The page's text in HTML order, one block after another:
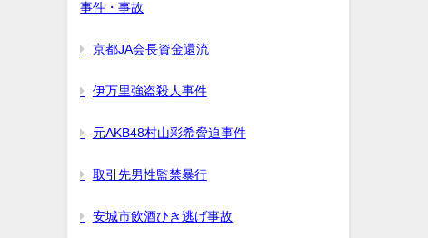
事件・事故
京都JA会長資金還流
伊万里強盗殺人事件
元AKB48村山彩希脅迫事件
取引先男性監禁暴行
安城市飲酒ひき逃げ事故